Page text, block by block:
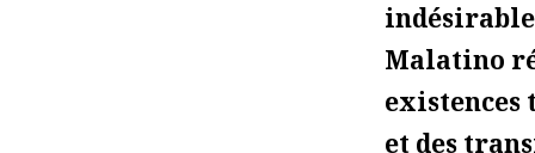
Malatino
et des